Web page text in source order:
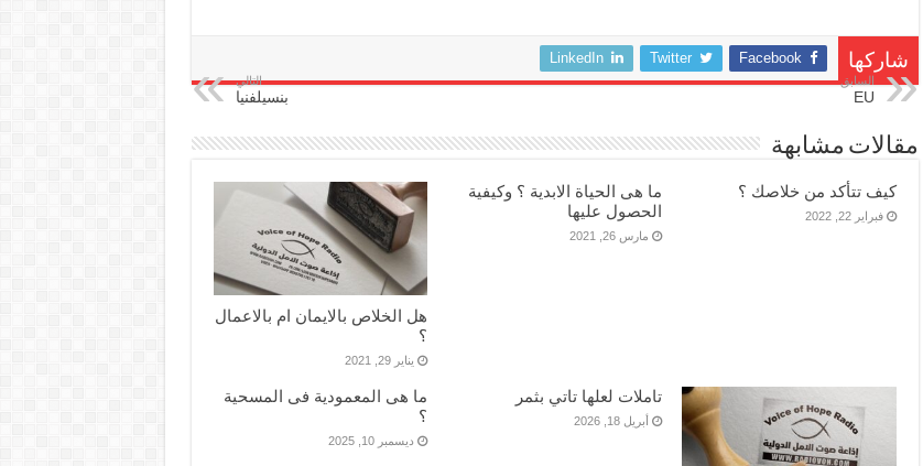
شاركها Facebook
Twitter
LinkedIn
السابق
EU
التالي
بنسيلفنيا
مقالات مشابهة
كيف تتأكد من خلاصك ؟
فبراير 22, 2022
ما هى الحياة الابدية ؟ وكيفية
الحصول عليها
مارس 26, 2021
هل الخلاص بالايمان ام بالاعمال
؟
يناير 29, 2021
تاملات لعلها تاتي بثمر
أبريل 18, 2026
ما هى المعمودية فى المسحية
؟
ديسمبر 10, 2025